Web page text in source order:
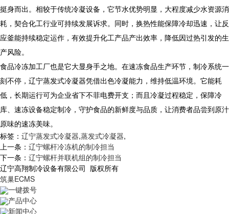
挺身而出。相较于传统冷凝设备，它节水优势明显，大程度减少水资源消
耗，契合化工行业可持续发展诉求。同时，换热性能保障冷却迅速，让反
应釜能持续稳定运作，有效提升化工产品产出效率，降低因过热引发的生
产风险。
食品冷冻加工厂也是它大显身手之地。在速冻食品生产环节，制冷系统一
刻不停，辽宁蒸发式冷凝器凭借出色冷凝能力，维持低温环境。它能耗
低，长期运行可为企业省下不菲电费开支；而且冷凝过程稳定，保障冷
库、速冻设备稳定制冷，守护食品的新鲜度与品质，让消费者品尝到原汁
原味的速冻美味。
标签： 辽宁蒸发式冷凝器,蒸发式冷凝器,
上一条： 辽宁螺杆冷冻机的制冷担当
下一条： 辽宁螺杆并联机组的制冷担当
辽宁高翔制冷设备有限公司 版权所有
筑巢ECMS
一键拨号
产品中心
新闻中心